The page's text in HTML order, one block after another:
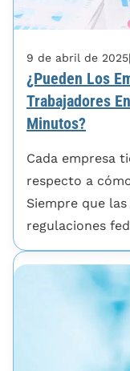
9 de abril de 2025|
¿Pueden Los
Trabajadores
Minutos?
Cada empresa
respecto a
Siempre que
regulaciones